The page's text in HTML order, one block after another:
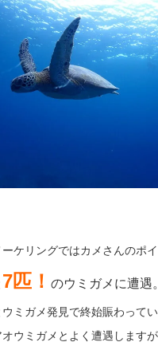
ケリングではカメさんのポイ
7匹！ のウミガメに遭遇。
ミガメ発見で終始賑わってい
ウミガメとよく遭遇します